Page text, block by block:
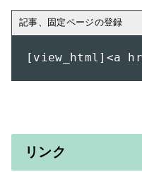
[view_html]<a
リンク